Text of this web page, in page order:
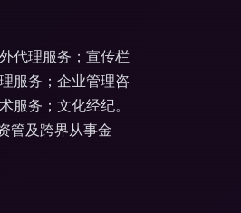
代理服务；宣传栏
服务；企业管理咨
务；文化经纪。
管及跨界从事金